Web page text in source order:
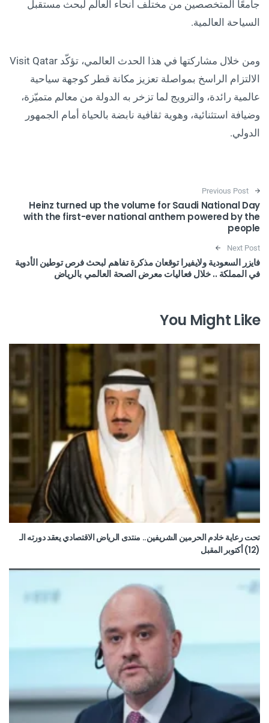
جامعًا المتخصصين من مختلف أنحاء العالم لبحث مستقبل
السياحة العالمية.
ومن خلال مشاركتها في هذا الحدث العالمي، تؤكّد Visit Qatar
الالتزام الراسخ بمواصلة تعزيز مكانة قطر كوجهة سياحية
عالمية رائدة، والترويج لما تزخر به الدولة من معالم متميّزة،
وضيافة استثنائية، وهوية ثقافية نابضة بالحياة أمام الجمهور
الدولي.
Post navigation
Previous Post
Heinz turned up the volume for Saudi National Day
with the first-ever national anthem powered by the
people
Next Post
فايزر السعودية ولايفيرا توقعان مذكرة تفاهم لبحث فرص توطين الأدوية
في المملكة .. خلال فعاليات معرض الصحة العالمي بالرياض
You Might Like
تحت رعاية خادم الحرمين الشريفين.. منتدى الرياض الاقتصادي يعقد دورته الـ
(12) أكتوبر المقبل